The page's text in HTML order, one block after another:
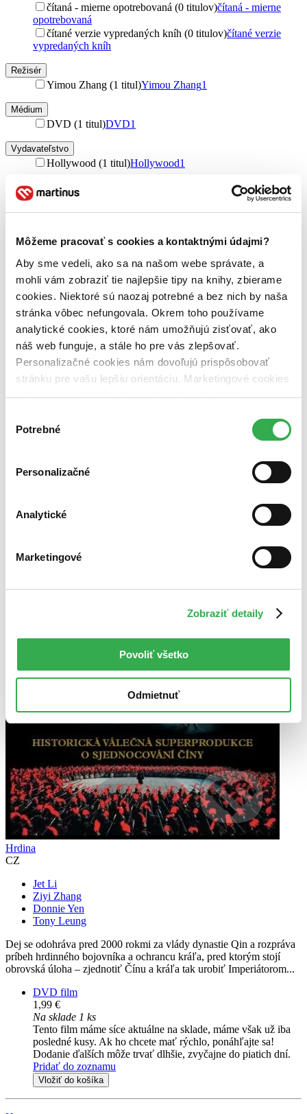
Môžeme pracovať s cookies a kontaktnými údajmi?
Aby sme vedeli, ako sa na našom webe správate, a
mohli vám zobraziť tie najlepšie tipy na knihy, zbierame
cookies. Niektoré sú naozaj potrebné a bez nich by naša
stránka vôbec nefungovala. Okrem toho používame
analytické cookies, ktoré nám umožňujú zisťovať, ako
náš web funguje, a stále ho pre vás zlepšovať.
Personalizačné cookies nám dovoľujú prispôsobovať
stránku pre vašu lepšiu orientáciu. Marketingové cookies
nám zas umožňujú zobrazenie relevantnej reklamy.
nám pomohlo, keby sme mohli používať všetky tieto
súhlasu
Potrebné
Personalizačné
Analytické
Marketingové
Zobraziť detaily
Povoliť všetko
Odmietnuť
čítaná - mierne opotrebovaná (0 titulov)čítaná - mierne
opotrebovaná
čítané verzie vypredaných kníh (0 titulov)čítané verzie
vypredaných kníh
Režisér
Yimou Zhang (1 titul)Yimou Zhang1
Médium
DVD (1 titul)DVD1
Vydavateľstvo
Hollywood (1 titul)Hollywood1
Obal
Zoradiť
Top hodnotené
Novinky
Najdrahšie
Najvyššia zľava
Zrušiť filtre
Hrdina
CZ
Jet Li
Ziyi Zhang
Donnie Yen
Tony Leung
Dej se odohráva pred 2000 rokmi za vlády dynastie Qin a rozpráva
príbeh hrdinného bojovníka a ochrancu kráľa, pred ktorým stojí
obrovská úloha – zjednotiť Čínu a kráľa tak urobiť Imperiátorom...
DVD film
1,99 €
Na sklade 1 ks
Tento film máme síce aktuálne na sklade, máme však už iba
posledné kusy. Ak ho chcete mať rýchlo, ponáhľajte sa!
Dodanie ďalších môže trvať dlhšie, zvyčajne do piatich dní.
Pridať do zoznamu
Vložiť do košíka